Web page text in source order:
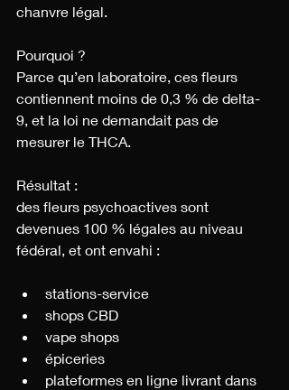
chanvre légal.
Pourquoi ?
Parce qu’en laboratoire, ces fleurs
contiennent moins de 0,3 % de delta-
9, et la loi ne demandait pas de
mesurer le THCA.
Résultat :
des fleurs psychoactives sont
devenues 100 % légales au niveau
fédéral, et ont envahi :
stations-service
shops CBD
vape shops
épiceries
plateformes en ligne livrant dans